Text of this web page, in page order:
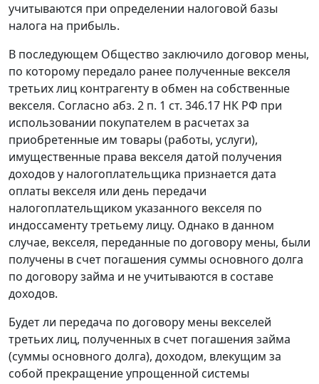
учитываются при определении налоговой базы
налога на прибыль.
В последующем Общество заключило договор мены,
по которому передало ранее полученные векселя
третьих лиц контрагенту в обмен на coбственные
векселя. Coглacнo абз. 2 п. 1 ст. 346.17 НК РФ при
использовании покупателем в расчетах за
приобретенные им товары (работы, услуги),
имущественные права векселя датой получения
доходов у налогоплательщика признается дата
оплаты векселя или день передачи
налогоплательщиком указанного векселя по
индоссаменту третьему лицу. Однако в данном
случае, векселя, переданные по договору мены, были
получены в счет погашения суммы основного долга
по договору займа и не учитываются в составе
доходов.
Будет ли передача по договору мены векселей
третьих лиц, полученных в счет погашения займа
(суммы основного долга), доходом, влекущим за
собой прекращение упрощенной системы